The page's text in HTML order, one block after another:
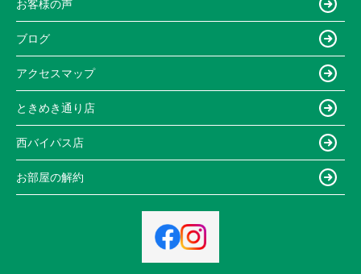
お客様の声
ブログ
アクセスマップ
ときめき通り店
西バイパス店
お部屋の解約